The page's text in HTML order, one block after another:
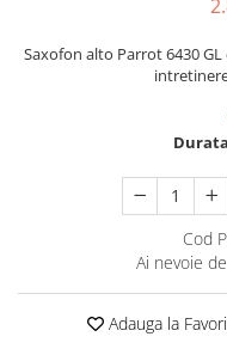
Microfoane de studio
Microfoane de Suprafata
Microfoane lavaliera si
Microfoane podcast,
Microfoane pt Camere
Microfoane pt instalatii si
Microfoane Ribbon
Saxofon alto Parrot 6430
Cod
Ai nevoie
Adauga la